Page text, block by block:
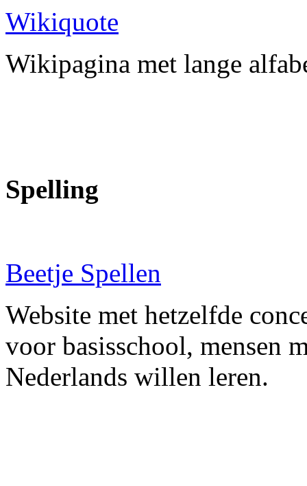
Wikiquote
Wikipagina met lange
Spelling
Beetje Spellen
Website met hetzelfde
voor basisschool, mensen
Nederlands willen leren.